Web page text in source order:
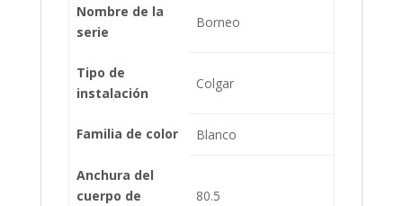
Nombre de la
serie
Borneo
Tipo de
instalación
Colgar
Familia de color Blanco
Anchura del
cuerpo de
80.5